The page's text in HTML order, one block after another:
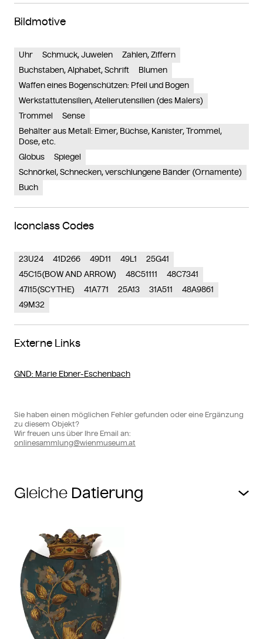
Bildmotive
Uhr Schmuck, Juwelen
Zahlen, Ziffern
Buchstaben, Alphabet, Schrift
Blumen
Waffen eines Bogenschützen: Pfeil und Bogen
Werkstattutensilien, Atelierutensilien (des Malers)
Trommel
Sense
Behälter aus Metall: Eimer, Büchse, Kanister, Trommel,
Dose, etc.
Globus
Spiegel
Schnörkel, Schnecken, verschlungene Bänder (Ornamente)
Buch
Iconclass Codes
23U24 41D266 49D11 49L1
25G41
45C15(BOW AND ARROW)
48C51111
48C7341
47I15(SCYTHE)
41A771 25A13 31A511
48A9861
49M32
Externe Links
GND: Marie Ebner-Eschenbach
Sie haben einen möglichen Fehler gefunden oder eine Ergänzung
zu diesem Objekt?
Wir freuen uns über Ihre Email an:
onlinesammlung@wienmuseum.at
Gleiche